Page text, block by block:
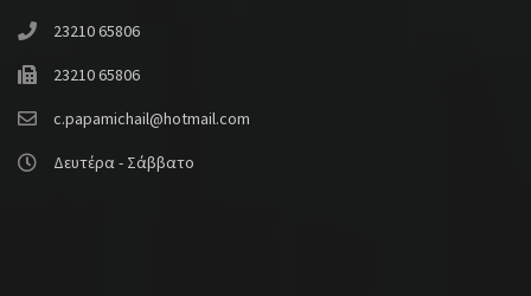
23210 65806
23210 65806
c.papamichail@hotmail.com
Δευτέρα - Σάββατο